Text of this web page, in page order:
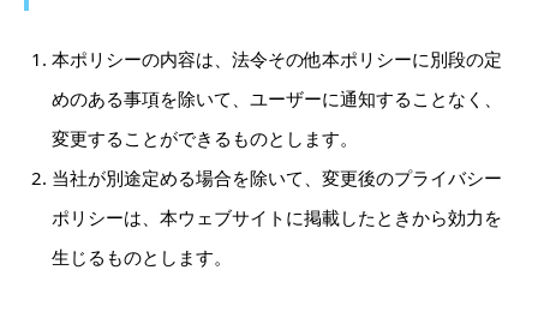
本ポリシーの内容は、法令その他本ポリシーに別段の定
めのある事項を除いて、ユーザーに通知することなく、
変更することができるものとします。
当社が別途定める場合を除いて、変更後のプライバシー
ポリシーは、本ウェブサイトに掲載したときから効力を
生じるものとします。